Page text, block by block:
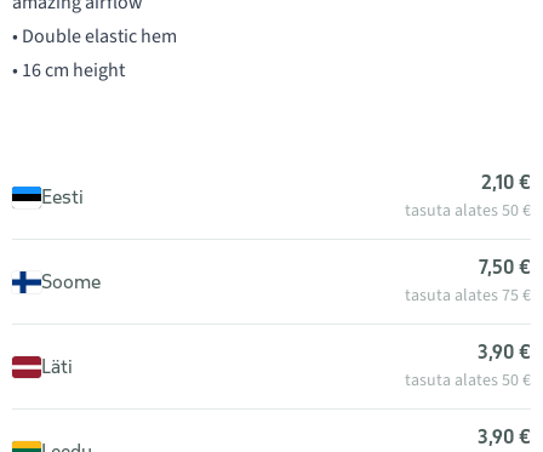
• Double elastic hem
• 16 cm height
Eesti
2,10 €
tasuta alates 50 €
Soome
7,50 €
tasuta alates 75 €
Läti
3,90 €
tasuta alates 50 €
3,90 €